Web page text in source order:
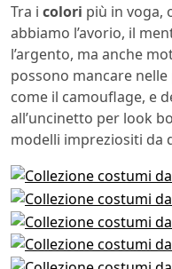
Tra i colori più in voga,
abbiamo l’avorio, il
l’argento, ma anche
possono mancare
come il camouflage, e
all’uncinetto per look
modelli impreziositi da